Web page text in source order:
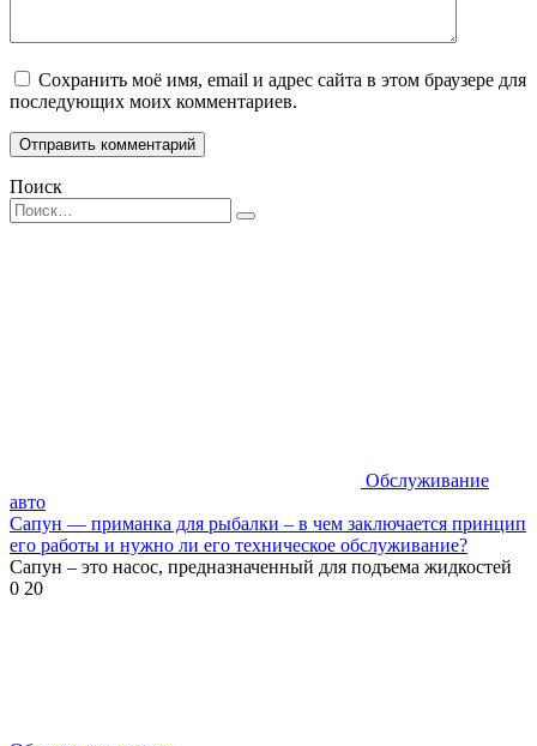
Сохранить моё имя, email и адрес сайта в этом браузере для
последующих моих комментариев.
Поиск
Search
for:
Обслуживание
авто
Сапун — приманка для рыбалки – в чем заключается принцип
его работы и нужно ли его техническое обслуживание?
Сапун – это насос, предназначенный для подъема жидкостей
0 20